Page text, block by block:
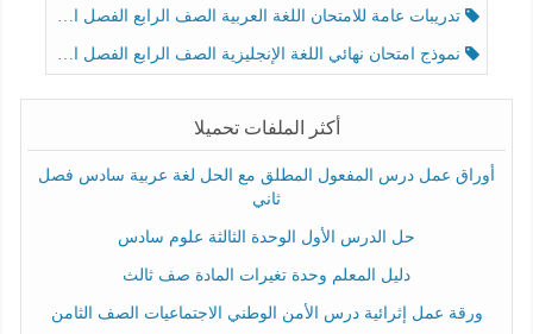
تدريبات عامة للامتحان اللغة العربية الصف الرابع الفصل الثالث
نموذج امتحان نهائي اللغة الإنجليزية الصف الرابع الفصل الثالث
أكثر الملفات تحميلا
أوراق عمل درس المفعول المطلق مع الحل لغة عربية سادس فصل
ثاني
حل الدرس الأول الوحدة الثالثة علوم سادس
دليل المعلم وحدة تغيرات المادة صف ثالث
ورقة عمل إثرائية درس الأمن الوطني الاجتماعيات الصف الثامن